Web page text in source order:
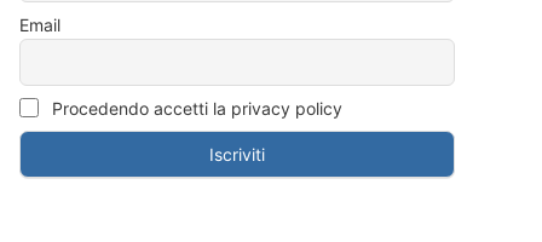
Email
Procedendo accetti la privacy policy